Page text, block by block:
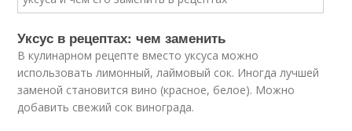
Уксус в рецептах: чем заменить
В кулинарном рецепте вместо уксуса можно
использовать лимонный, лаймовый сок. Иногда лучшей
заменой становится вино (красное, белое). Можно
добавить свежий сок винограда.